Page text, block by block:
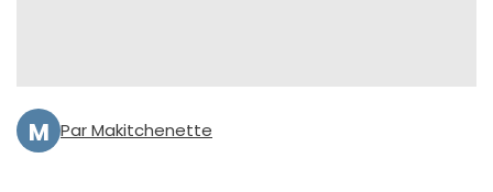
M Par Makitchenette